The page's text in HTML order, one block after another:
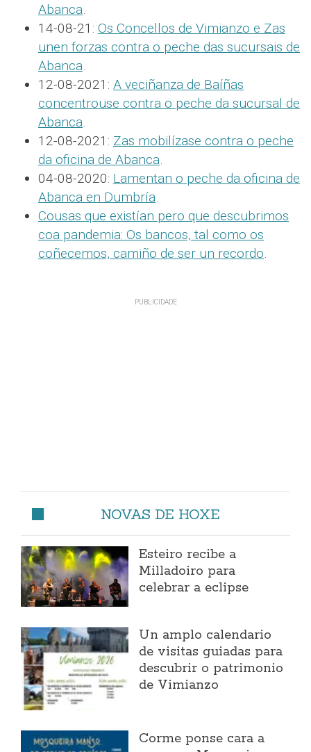
Abanca.
14-08-21: Os Concellos de Vimianzo e Zas
unen forzas contra o peche das sucursais de
Abanca.
12-08-2021: A veciñanza de Baíñas
concentrouse contra o peche da sucursal de
Abanca.
12-08-2021: Zas mobilízase contra o peche
da oficina de Abanca.
04-08-2020: Lamentan o peche da oficina de
Abanca en Dumbría.
Cousas que existían pero que descubrimos
coa pandemia: Os bancos, tal como os
coñecemos, camiño de ser un recordo.
NOVAS DE HOXE
Esteiro recibe a
Milladoiro para
celebrar a eclipse
Un amplo calendario
de visitas guiadas para
descubrir o patrimonio
de Vimianzo
Corme ponse cara a